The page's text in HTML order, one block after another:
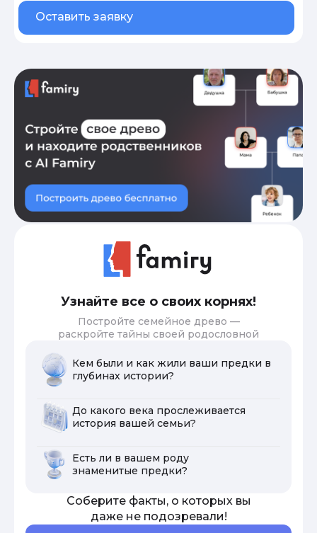
Оставить заявку
Узнайте все о своих корнях!
Постройте семейное древо —
раскройте тайны своей родословной
Кем были и как жили ваши предки в
глубинах истории?
До какого века прослеживается
история вашей семьи?
Есть ли в вашем роду
знаменитые предки?
Соберите факты, о которых вы
даже не подозревали!